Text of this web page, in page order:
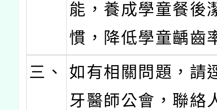
能，養成學童餐後
慣，降低學童齲齒
三、
如有相關問題，請
牙醫師公會，聯絡